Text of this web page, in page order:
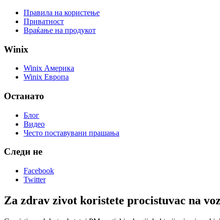
Правила на користење
Приватност
Враќање на продукот
Winix
Winix Америка
Winix Европа
Останато
Блог
Видео
Често поставувани прашања
Следи не
Facebook
Twitter
Za zdrav zivot koristete procistuvac na